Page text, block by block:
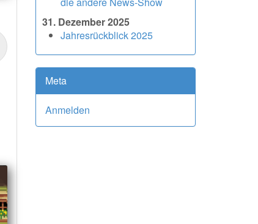
31. Dezember 2025
Jahresrückblick 2025
Meta
Anmelden